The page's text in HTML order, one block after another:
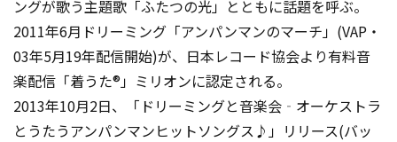
ングが歌う主題歌「ふたつの光」とともに話題を呼ぶ。
2011年6月ドリーミング「アンパンマンのマーチ」(VAP・
03年5月19年配信開始)が、日本レコード協会より有料音
楽配信「着うた®」ミリオンに認定される。
2013年10月2日、「ドリーミングと音楽会‐オーケストラ
とうたうアンパンマンヒットソングス♪」リリース(バッ